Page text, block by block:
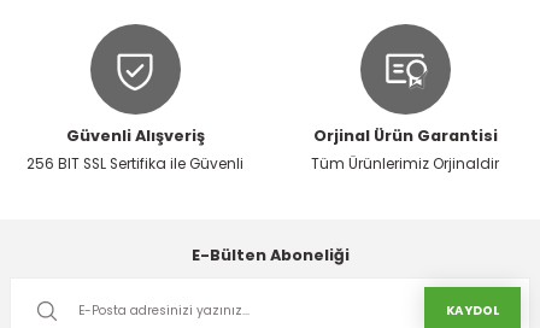
Güvenli Alışveriş
256 BIT SSL Sertifika ile Güvenli
Orjinal Ürün Garantisi
Tüm Ürünlerimiz Orjinaldir
E-Bülten Aboneliği
KAYDOL